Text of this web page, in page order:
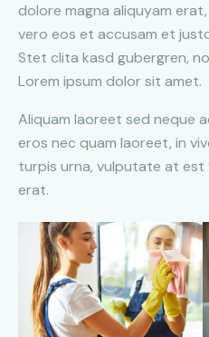
dolore magna aliquyam
vero eos et accusam et
Stet clita kasd gubergren,
Lorem ipsum dolor sit amet.
Aliquam laoreet sed neque
eros nec quam laoreet, in
turpis urna, vulputate at
erat.